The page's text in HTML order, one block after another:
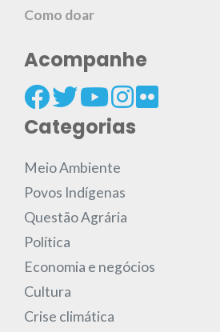
Como doar
Acompanhe
Categorias
Meio Ambiente
Povos Indígenas
Questão Agrária
Política
Economia e negócios
Cultura
Crise climática